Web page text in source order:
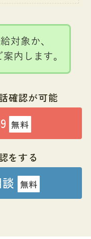
対象か、
内します。
確認が可能
無料
をする
無料